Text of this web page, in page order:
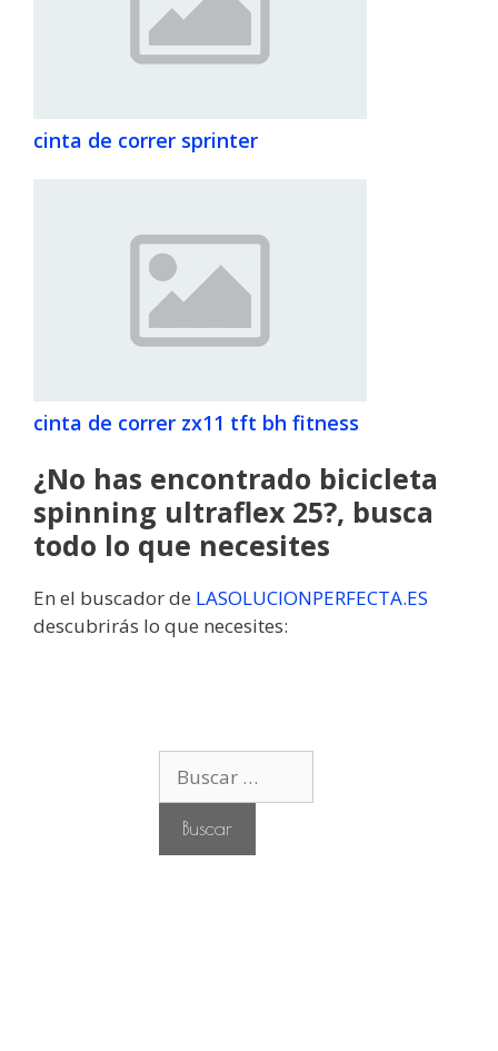
cinta de correr sprinter
cinta de correr zx11 tft bh fitness
¿No has encontrado bicicleta
spinning ultraflex 25?, busca
todo lo que necesites
En el buscador de LASOLUCIONPERFECTA.ES
descubrirás lo que necesites: